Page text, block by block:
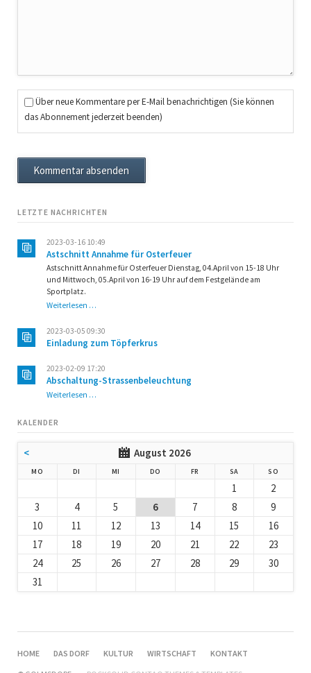
Über neue Kommentare per E-Mail benachrichtigen (Sie können
das Abonnement jederzeit beenden)
Kommentar absenden
LETZTE NACHRICHTEN
2023-03-16 10:49
Astschnitt Annahme für Osterfeuer
Astschnitt Annahme für Osterfeuer Dienstag, 04.April von 15-18 Uhr
und Mittwoch, 05.April von 16-19 Uhr auf dem Festgelände am
Sportplatz.
Weiterlesen …Astschnitt
für
Osterfeuer
2023-03-05 09:30
Einladung zum Töpferkrus
2023-02-09 17:20
Abschaltung-Strassenbeleuchtung
Weiterlesen …
KALENDER
< August 2026
MO DI MI DO NNERSTAG
FR SA SO
1
2
3
4 5 6 7 8
9
10
11 12 13 14 15
16
17
18 19 20 21 22
23
24
25 26 27 28 29
30
31
NAVIGATION
HOME DAS DORF KULTUR WIRTSCHAFT
KONTAKT